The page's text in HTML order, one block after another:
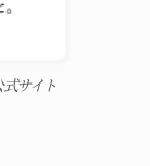
サイト